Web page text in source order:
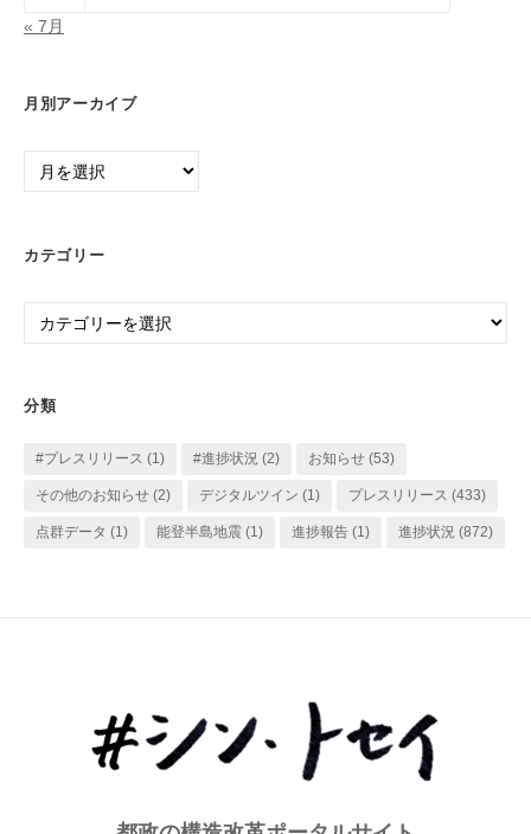
« 7月
月別アーカイブ
月
カ
カテゴリー
カ
ー
分類
#プレスリリース (1) #進捗状況 (2) お知らせ (53)
その他のお知らせ (2) デジタルツイン (1) プレスリリース (433)
点群データ (1) 能登半島地震 (1) 進捗報告 (1) 進捗状況 (872)